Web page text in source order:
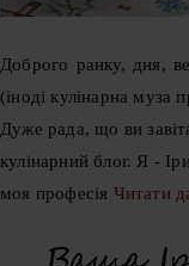
Доброго ранку, дня,
(іноді кулінарна муза
Дуже рада, що ви
кулінарний блог. Я -
моя професія Читати